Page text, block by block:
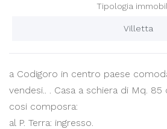
Tipologia
Villetta
a Codigoro in centro paese
vendesi.. . Casa a schiera di Mq.
cosi composra:
al P. Terra: ingresso.